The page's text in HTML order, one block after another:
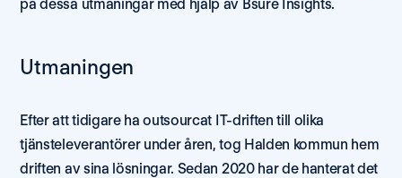
på dessa utmaningar med hjälp av Bsure Insights.
Utmaningen
Efter att tidigare ha outsourcat IT-driften till olika
tjänsteleverantörer under åren, tog Halden kommun hem
driften av sina lösningar. Sedan 2020 har de hanterat det